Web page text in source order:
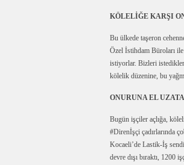
KÖLELİĞE KARŞI
Bu ülkede taşeron
Özel İstihdam Büroları
istiyorlar. Bizleri
kölelik düzenine, bu
ONURUNA EL
Bugün işçiler açlığa,
#Direnİşçi çadırlarında
Kocaeli’de Lastik-İş
devre dışı bıraktı,